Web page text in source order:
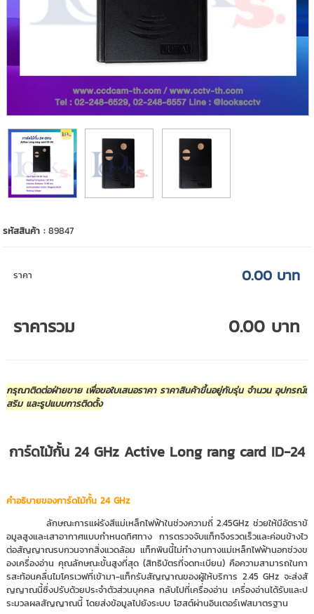
รหัสสินค้า :89847
ราคา 0.00 บาท
ราคารวม 0.00 บาท
กรุณาติดต่อฝ่ายขาย เพื่อขอใบเสนอราคา ราคาสินค้าขึ้นอยู่กับรุ่น จำนวน อุปกรณ์เ
สริม และรูปแบบการติดตั้ง
การ์ดไม้กั้น 24 GHz Active Long rang card ID-24
คำอธิบายของการ์ดไม้กั้น 24 GHz
ลักษณะการแผ่รังสีแม่เหล็กไฟฟ้าในช่วงความถี่ 2.45GHz ช่วยให้มีอัตราข้
อมูลสูงและเสาอากาศแบบกำหนดทิศทาง การตรวจจับแท็กจึงรวดเร็วและค่อนข้างไว
ต่อสัญญาณรบกวนจากสิ่งแวดล้อม แท็กพินนี้ไม่ทำงานทางแม่เหล็กไฟฟ้านอกช่วงข
องเครื่องอ่าน คุณลักษณะขั้นสูงที่สุด (สิทธิบัตรที่จดทะเบียน) คือความสามารถในกา
รสะท้อนคลื่นไมโครเวฟที่เข้ามา-แท็กรับสัญญาณของผู้ให้บริการ 2.45 GHz จะส่งสั
ญญาณนี้ซึ่งปรับด้วยประจำตัวส่วนบุคคล กลับไปที่เครื่องอ่าน เครื่องอ่านได้รับและป
ระมวลผลสัญญาณนี้ โดยส่งข้อมูลไปยังระบบ โฮสต์ผ่านอินเตอร์เฟสมาตรฐาน